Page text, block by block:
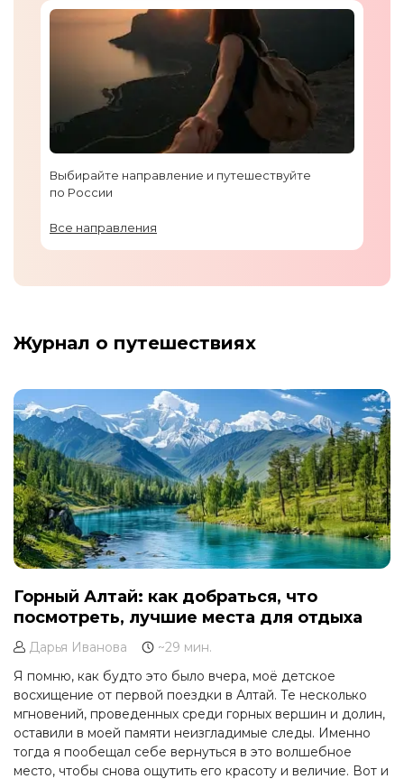
Выбирайте направление и путешествуйте
по России
Все направления
Журнал о путешествиях
Горный Алтай: как добраться, что
посмотреть, лучшие места для отдыха
Дарья Иванова
~29 мин.
Я помню, как будто это было вчера, моё детское
восхищение от первой поездки в Алтай. Те несколько
мгновений, проведенных среди горных вершин и долин,
оставили в моей памяти неизгладимые следы. Именно
тогда я пообещал себе вернуться в это волшебное
место, чтобы снова ощутить его красоту и величие. Вот и